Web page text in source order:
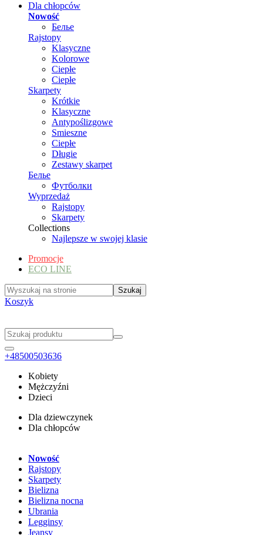
Dla chłopców
Nowość
Белье
Rajstopy
Klasyczne
Kolorowe
Ciepłe
Ciepłe
Skarpety
Krótkie
Klasyczne
Antypoślizgowe
Smieszne
Ciepłe
Długie
Zestawy skarpet
Белье
Футболки
Wyprzedaż
Rajstopy
Skarpety
Collections
Najlepsze w swojej klasie
Promocje
ECO LINE
Koszyk
+48500503636
Kobiety
Mężczyźni
Dzieci
Dla dziewczynek
Dla chłopców
Nowość
Rajstopy
Skarpety
Bielizna
Bielizna nocna
Ubrania
Legginsy
Jeansy